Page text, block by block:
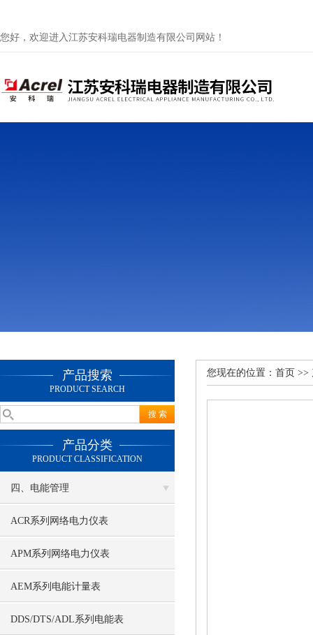
您好，欢迎进入江苏安科瑞电器制造有限公司网站！
产品搜索
PRODUCT SEARCH
产品分类
PRODUCT CLASSIFICATION
四、电能管理
ACR系列网络电力仪表
APM系列网络电力仪表
AEM系列电能计量表
DDS/DTS/ADL系列电能表
您现在的位置： 首页 >>